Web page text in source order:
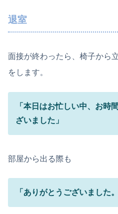
退室
面接が終わったら、椅子から
をします。
「本日はお忙しい中、お時
ざいました」
部屋から出る際も
「ありがとうございました